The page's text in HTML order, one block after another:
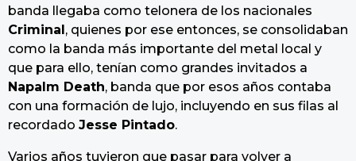
banda llegaba como telonera de los nacionales
Criminal, quienes por ese entonces, se consolidaban
como la banda más importante del metal local y
que para ello, tenían como grandes invitados a
Napalm Death, banda que por esos años contaba
con una formación de lujo, incluyendo en sus filas al
recordado Jesse Pintado.
Varios años tuvieron que pasar para volver a